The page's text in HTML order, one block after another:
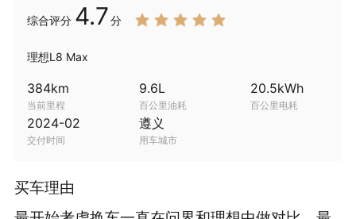
综合评分 4.7分
理想L8 Max
384km
当前里程
9.6L
百公里油耗
20.5kWh
百公里电耗
2024-02
交付时间
遵义
用车城市
买车理由